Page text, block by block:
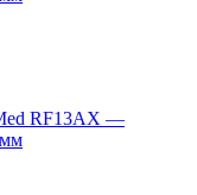
RF13AX —